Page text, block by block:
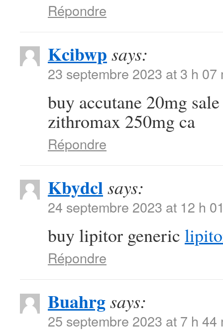
Répondre
Kcibwp says:
23 septembre 2023 at 3 h 07
buy accutane 20mg
zithromax 250mg ca
Répondre
Kbydclsays:
24 septembre 2023 at 12 h
buy lipitor generic
Répondre
Buahrgsays:
25 septembre 2023 at 7 h 44